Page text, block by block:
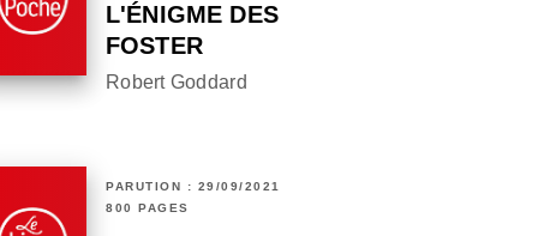
L'ÉNIGME DES
FOSTER
Robert Goddard
PARUTION : 29/09/2021
800 PAGES